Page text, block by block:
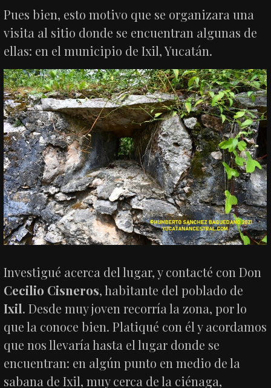
Pues bien, esto motivo que se organizara una
visita al sitio donde se encuentran algunas de
ellas: en el municipio de Ixil, Yucatán.
Investigué acerca del lugar, y contacté con Don
Cecilio Cisneros, habitante del poblado de
Ixil. Desde muy joven recorría la zona, por lo
que la conoce bien. Platiqué con él y acordamos
que nos llevaría hasta el lugar donde se
encuentran: en algún punto en medio de la
sabana de Ixil, muy cerca de la ciénaga,